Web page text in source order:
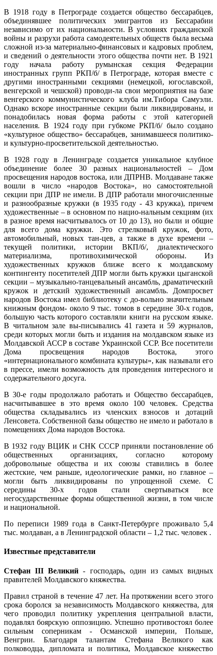
В 1918 году в Петрограде создается общество бессарабцев,
объединявшее политических эмигрантов из Бессарабии
независимо от их национальности. В условиях гражданской
войны и разрухи работа самодеятельных обществ была весьма
сложной из-за материально-финансовых и кадровых проблем,
и сведений о деятельности этого общества почти нет. В 1921
году начала работу румынская секция Федерации
иностранных групп РКП/б/ в Петрограде, которая вместе с
другими иностранными секциями (немецкой, югославской,
венгерской и чешской) проводи-ла свои мероприятия на базе
венгерского коммунистического клуба им.Тибора Самуэли.
Однако вскоре иностранные секции были ликвидированы, и
понадобилась новая форма работы с этой категорией
населения. В 1924 году при губкоме РКП/б/ было создано
«культурное общество» бессарабцев, занимавшееся политико-
и культурно-просветительской деятельностью.
В 1928 году в Ленинграде создается уникальное клубное
объединение более 30 разных национальностей – Дом
просвещения народов востока, или ДПРНВ. Молдаване также
вошли в число «народов Востока», но самостоятельной
секции при ДПР не имели. В ДПР работали многочисленные
и разнообразные кружки (в 1935 году - 43 кружка), причем
художественные – в основном по нацио-нальным секциям (их
в разное время насчитывалось от 10 до 13), но были и общие
для всего дома кружки. Это стрелковый кружок, фото,
автомобильный, новых тан-цев, а также в духе времени –
текущей политики, истории ВКП/б/, диалектического
материализма, противохимической обороны. Из
художественных кружков ближе всего к молдавскому
контингенту посетителей ДПР могли быть кружки цыганской
секции – музыкально-танцевальный ансамбль, драматический
кружок и детский художественный ансамбль. Домпросвет
народов Востока имел библиотеку с до-вольно значительным
книжным фондом- около 9 тыс. томов в середине 30-х годов,
большую часть которого составляли книги на русском языке.
В читальном зале вы-писывались 41 газета и 59 журналов,
среди которых могли быть и издания на молдавском языке из
Молдавской АССР в составе Украинской ССР. Все посетители
Дома просвещения народов Востока, этого
«интернационального комбината культуры», как называли его
в прессе, имели возможность для проведения интересного и
содержательного досуга.
В 30-е годы продолжало работать и Общество бессарабцев,
насчитывавшее в это время около 100 человек. Средства
общества складывались из членских взносов и дотаций
Ленсовета. Собственной базы общество не имело и работало в
помещениях Дома народов Востока.
В 1932 году ВЦИК и СНК СССР приняли постановление об
общественных организациях, согласно которому
добровольные общества и их союзы ставились в более
жестские, чем раньше, идеологические рамки, но главное –
могли быть ликвидированы по упрощенной схеме. С
середины 30-х годов стали свертываться все
негосударственные формы общественной жизни, в том числе
и национальной.
По переписи 1989 года в Санкт-Петербурге проживало 5,4
тыс. молдаван, а в Ленинградской области – 1,2 тыс. человек .
Известные представители
Стефан III Великий - господарь, один из самых видных
правителей Молдавского княжества.
Правил страной в течение 47 лет. На протяжении всего этого
срока боролся за независимость Молдавского княжества, для
чего проводил политику укрепления центральной власти,
подавлял боярскую оппозицию. Успешно противостоял более
сильным соперникам - Османской империи, Польше,
Венгрии. Благодаря талантам Стефана Великого как
полководца, дипломата и политика, Молдавское княжество